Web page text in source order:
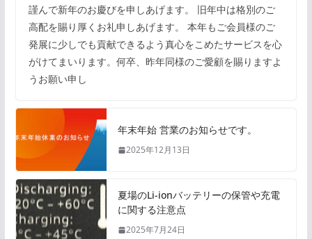
謹んで新年のお慶びを申しあげます。 旧年中は格別のご
高配を賜り厚くお礼申しあげます。 本年もご会員様のご
発展に少しでも貢献できるよう真心をこめたサービスを心
がけてまいります。何卒、昨年同様のご愛顧を賜りますよ
うお願い申し
年末年始 営業のお知らせです。
2025年12月13日
夏場のLi-ionバッテリーの保管や充電
に関する注意点
2025年7月24日